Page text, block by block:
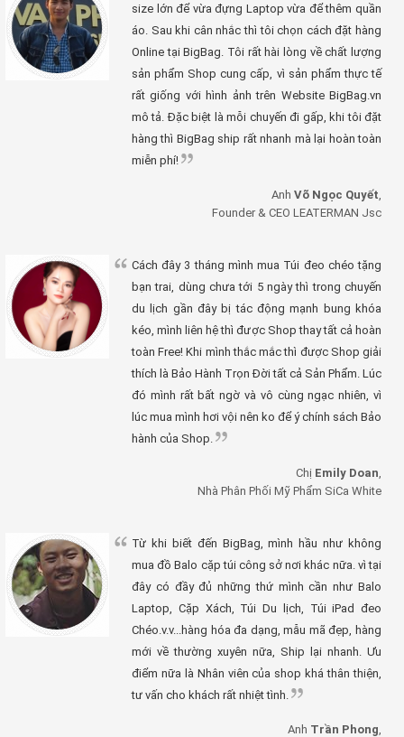
size lớn để vừa đựng Laptop vừa để thêm quần
áo. Sau khi cân nhắc thì tôi chọn cách đặt hàng
Online tại BigBag. Tôi rất hài lòng về chất lượng
sản phẩm Shop cung cấp, vì sản phẩm thực tế
rất giống với hình ảnh trên Website BigBag.vn
mô tả. Đặc biệt là mỗi chuyến đi gấp, khi tôi đặt
hàng thì BigBag ship rất nhanh mà lại hoàn toàn
miễn phí!
Anh Võ Ngọc Quyết
Founder & CEO LEATERMAN Jsc
Cách đây 3 tháng mình mua Túi đeo chéo tặng
bạn trai, dùng chưa tới 5 ngày thì trong chuyến
du lịch gần đây bị tác động mạnh bung khóa
kéo, mình liên hệ thì được Shop thay tất cả hoàn
toàn Free! Khi mình thắc mắc thì được Shop giải
thích là Bảo Hành Trọn Đời tất cả Sản Phẩm. Lúc
đó mình rất bất ngờ và vô cùng ngạc nhiên, vì
lúc mua mình hơi vội nên ko để ý chính sách Bảo
hành của Shop.
Chị Emily Doan
Nhà Phân Phối Mỹ Phẩm SiCa White
Từ khi biết đến BigBag, mình hầu như không
mua đồ Balo cặp túi công sở nơi khác nữa. vì tại
đây có đầy đủ những thứ mình cần như Balo
Laptop, Cặp Xách, Túi Du lịch, Túi iPad đeo
Chéo.v.v...hàng hóa đa dạng, mẫu mã đẹp, hàng
mới về thường xuyên nữa, Ship lại nhanh. Ưu
điểm nữa là Nhân viên của shop khá thân thiện,
tư vấn cho khách rất nhiệt tình.
Anh Trần Phong